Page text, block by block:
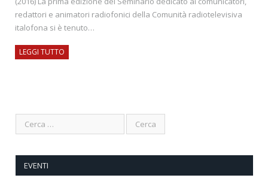
redattori e animatori radiofonici della Comunità radiotelevisiva
italofona si è tenuto…
LEGGI TUTTO
EVENTI